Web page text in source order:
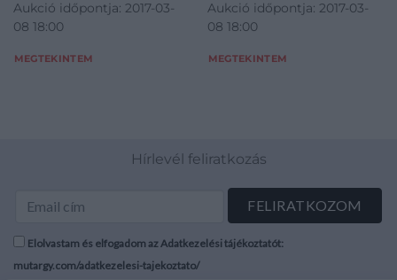
Aukció időpontja: 2017-03-
08 18:00
MEGTEKINTEM
Aukció időpontja: 2017-03-
08 18:00
MEGTEKINTEM
Hírlevél feliratkozás
Elolvastam és elfogadom az Adatkezelési tájékoztatót:
mutargy.com/adatkezelesi-tajekoztato/